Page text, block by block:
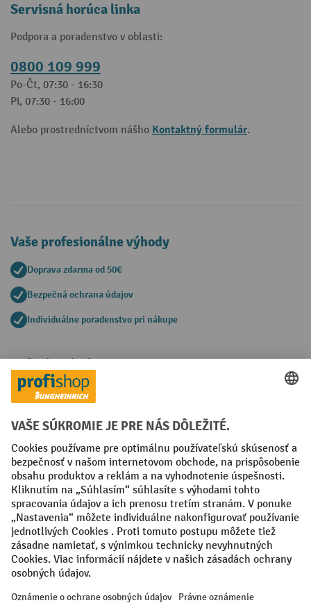
Servisná horúca linka
Podpora a poradenstvo v oblasti:
0800 109 999
Po-Čt, 07:30 - 16:30
Pi, 07:30 - 16:00
Alebo prostredníctvom nášho Kontaktný formulár.
Vaše profesionálne výhody
Doprava zdarma od 50€
Bezpečná ochrana údajov
Individuálne poradenstvo pri nákupe
Spôsoby platby
Creditcard (Master)Creditcard (Visa)
Faktúra Predplatba
Sociálne siete
Facebook
YouTube
LinkedIn
Nastavenia ochrany osobných údajov
All prices excl. VAT plusshipping costsand possible delivery charges,